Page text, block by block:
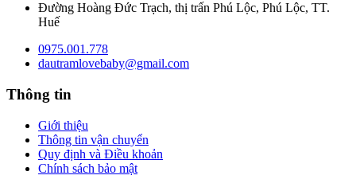
Đường Hoàng Đức Trạch, thị trấn Phú Lộc, Phú Lộc, TT.
Huế
0975.001.778
dautramlovebaby@gmail.com
Thông tin
Giới thiệu
Thông tin vận chuyển
Quy định và Điều khoản
Chính sách bảo mật